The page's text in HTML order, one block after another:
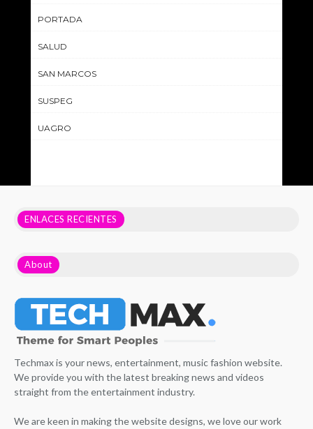
PORTADA
SALUD
SAN MARCOS
SUSPEG
UAGRO
ENLACES RECIENTES
About
Techmax is your news, entertainment, music fashion website.
We provide you with the latest breaking news and videos
straight from the entertainment industry.
We are keen in making the website designs, we love our work